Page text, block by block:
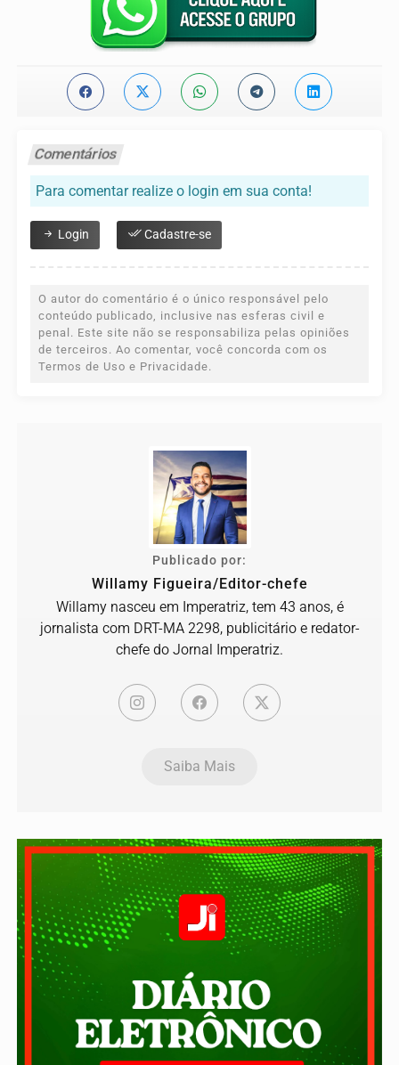
Comentários
Para comentar realize o login em sua conta!
Login Cadastre-se
O autor do comentário é o único responsável pelo
conteúdo publicado, inclusive nas esferas civil e
penal. Este site não se responsabiliza pelas opiniões
de terceiros. Ao comentar, você concorda com os
Termos de Uso e Privacidade.
Publicado por:
Willamy Figueira/Editor-chefe
Willamy nasceu em Imperatriz, tem 43 anos, é
jornalista com DRT-MA 2298, publicitário e redator-
chefe do Jornal Imperatriz.
Saiba Mais